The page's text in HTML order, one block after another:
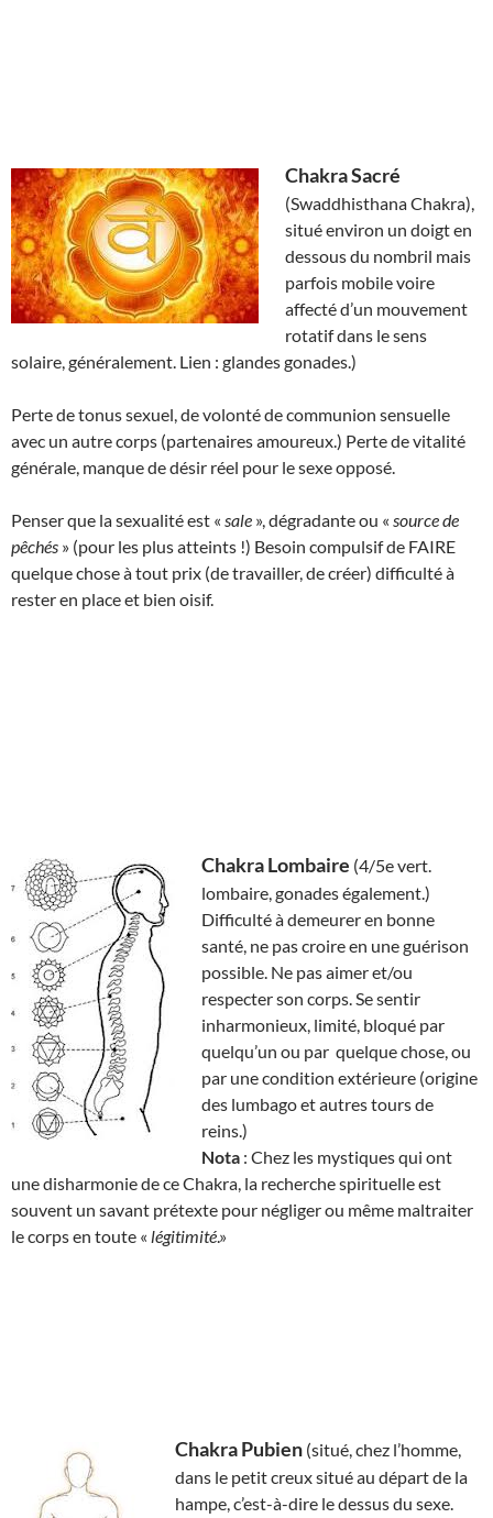
Chakra Sacré
(Swaddhisthana Chakra),
situé environ un doigt en
dessous du nombril mais
parfois mobile voire
affecté d’un mouvement
rotatif dans le sens
solaire, généralement. Lien : glandes gonades.)
Perte de tonus sexuel, de volonté de communion sensuelle
avec un autre corps (partenaires amoureux.) Perte de vitalité
générale, manque de désir réel pour le sexe opposé.
Penser que la sexualité est « sale », dégradante ou « source de
pêchés » (pour les plus atteints !) Besoin compulsif de FAIRE
quelque chose à tout prix (de travailler, de créer) difficulté à
rester en place et bien oisif.
Chakra Lombaire (4/5e vert.
lombaire, gonades également.)
Difficulté à demeurer en bonne
santé, ne pas croire en une guérison
possible. Ne pas aimer et/ou
respecter son corps. Se sentir
inharmonieux, limité, bloqué par
quelqu’un ou par quelque chose, ou
par une condition extérieure (origine
des lumbago et autres tours de
reins.)
Nota : Chez les mystiques qui ont
une disharmonie de ce Chakra, la recherche spirituelle est
souvent un savant prétexte pour négliger ou même maltraiter
le corps en toute « légitimité.»
Chakra Pubien (situé, chez l’homme,
dans le petit creux situé au départ de la
hampe, c’est-à-dire le dessus du sexe.